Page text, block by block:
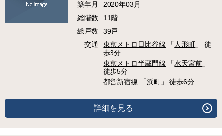
築年月
2020年03月
総階数
11階
総戸数
39戸
交通
東京メトロ日比谷線 「 人形町 」 徒
歩3分
東京メトロ半蔵門線 「水天宮前 」
徒歩5分
都営新宿線 「浜町 」 徒歩6分
詳細を見る